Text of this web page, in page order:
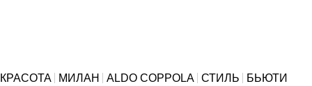
КРАСОТА МИЛАН ALDO COPPOLA СТИЛЬ
БЬЮТИ